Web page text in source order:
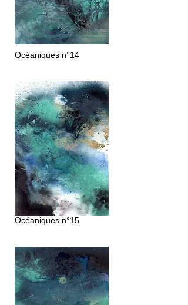
Océaniques n°14
Océaniques n°15